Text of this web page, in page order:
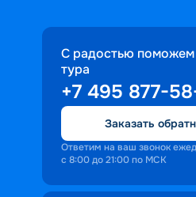
С радостью
тура
+7 495 877-
Заказать
Ответим на ваш звонок
с 8:00 до 21:00 по МСК